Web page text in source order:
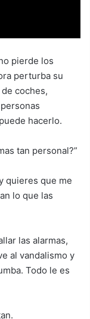
pierde los
perturba su
coches,
hacerlo.
tan personal?”
quieres que me
lo que las
las alarmas,
al vandalismo y
Todo le es